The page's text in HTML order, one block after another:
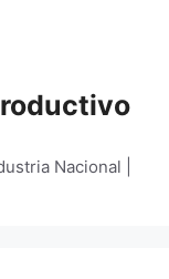
Nacional |